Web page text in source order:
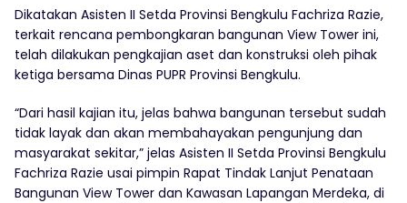
Dikatakan Asisten II Setda Provinsi Bengkulu Fachriza Razie,
terkait rencana pembongkaran bangunan View Tower ini,
telah dilakukan pengkajian aset dan konstruksi oleh pihak
ketiga bersama Dinas PUPR Provinsi Bengkulu.
“Dari hasil kajian itu, jelas bahwa bangunan tersebut sudah
tidak layak dan akan membahayakan pengunjung dan
masyarakat sekitar,” jelas Asisten II Setda Provinsi Bengkulu
Fachriza Razie usai pimpin Rapat Tindak Lanjut Penataan
Bangunan View Tower dan Kawasan Lapangan Merdeka, di